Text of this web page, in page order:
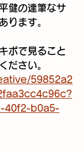
健の達筆なサ
ります。
ポで見ること
ださい。
59852a2
40f2-b0a5-